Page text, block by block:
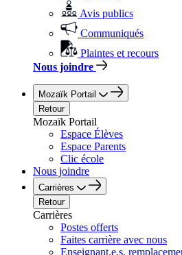
Avis publics
Communiqués
Plaintes et recours
Nous joindre
Mozaïk Portail
Retour
Mozaïk Portail
Espace Élèves
Espace Parents
Clic école
Nous joindre
Carrières
Retour
Carrières
Postes offerts
Faites carrière avec nous
Enseignant.e.s,